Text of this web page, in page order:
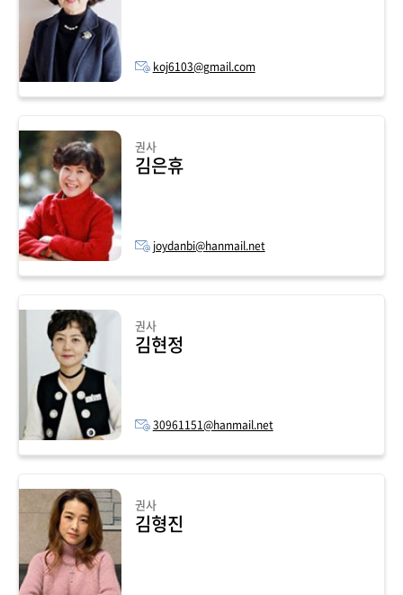
koj6103@gmail.com
권사
김은휴
joydanbi@hanmail.net
권사
김현정
30961151@hanmail.net
권사
김형진